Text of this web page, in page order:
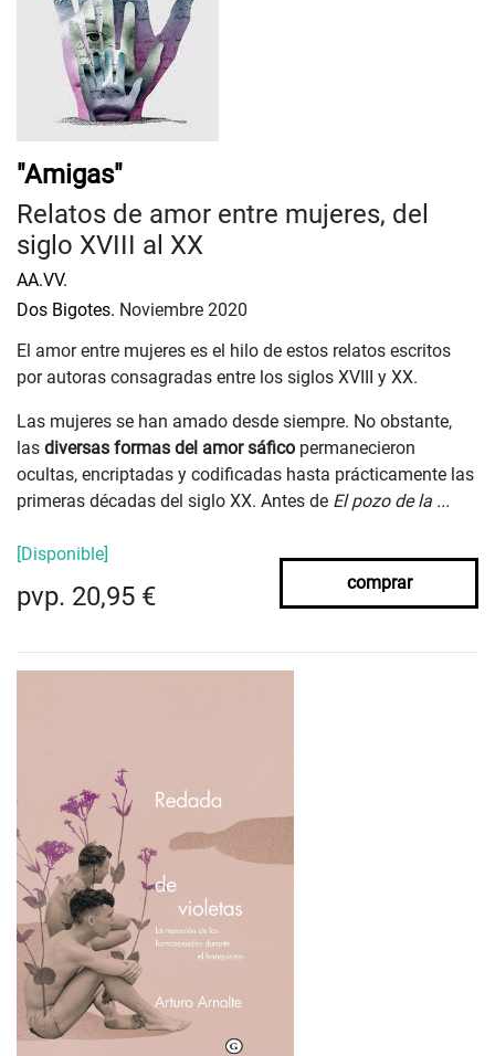
"Amigas"
Relatos de amor entre mujeres, del
siglo XVIII al XX
AA.VV.
Dos Bigotes. Noviembre 2020
El amor entre mujeres es el hilo de estos relatos escritos
por autoras consagradas entre los siglos XVIII y XX.
Las mujeres se han amado desde siempre. No obstante,
las diversas formas del amor sáfico permanecieron
ocultas, encriptadas y codificadas hasta prácticamente las
primeras décadas del siglo XX. Antes de El pozo de la ...
[Disponible]
pvp. 20,95 € comprar